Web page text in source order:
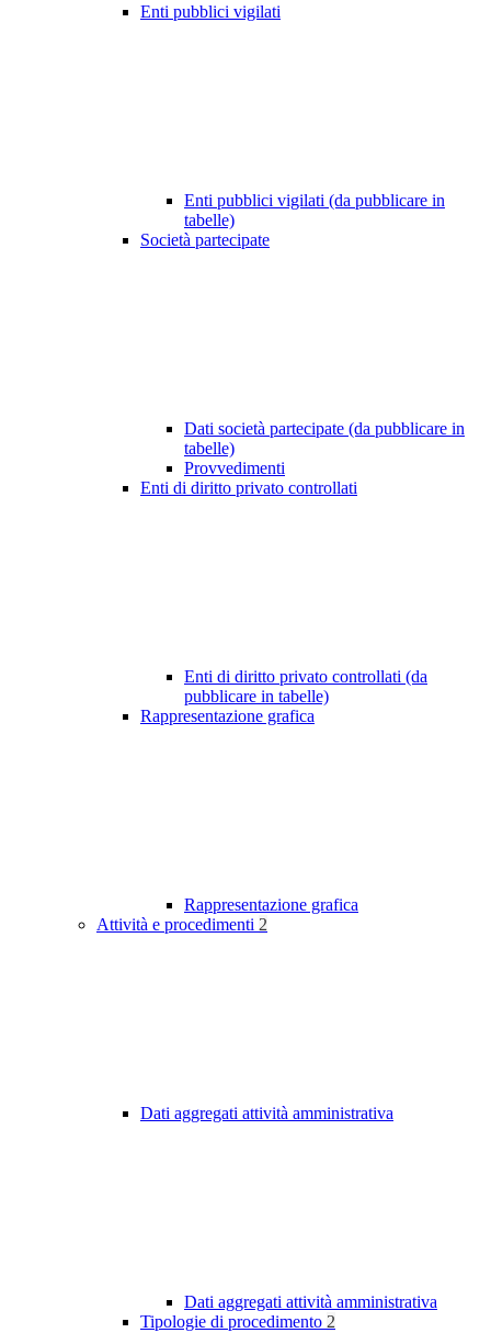
Enti pubblici vigilati
Enti pubblici vigilati (da pubblicare in
tabelle)
Società partecipate
Dati società partecipate (da pubblicare in
tabelle)
Provvedimenti
Enti di diritto privato controllati
Enti di diritto privato controllati (da
pubblicare in tabelle)
Rappresentazione grafica
Rappresentazione grafica
Attività e procedimenti 2
Dati aggregati attività amministrativa
Dati aggregati attività amministrativa
Tipologie di procedimento 2